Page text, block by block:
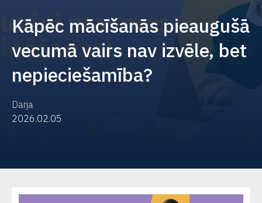
Kāpēc mācīšanās pieaugušā
vecumā vairs nav izvēle, bet
nepieciešamība?
Darja
2026.02.05